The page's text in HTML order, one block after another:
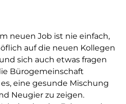
neuen Job ist nie einfach,
auf die neuen Kollegen
sich auch etwas fragen
Bürogemeinschaft
eine gesunde Mischung
Neugier zu zeigen.